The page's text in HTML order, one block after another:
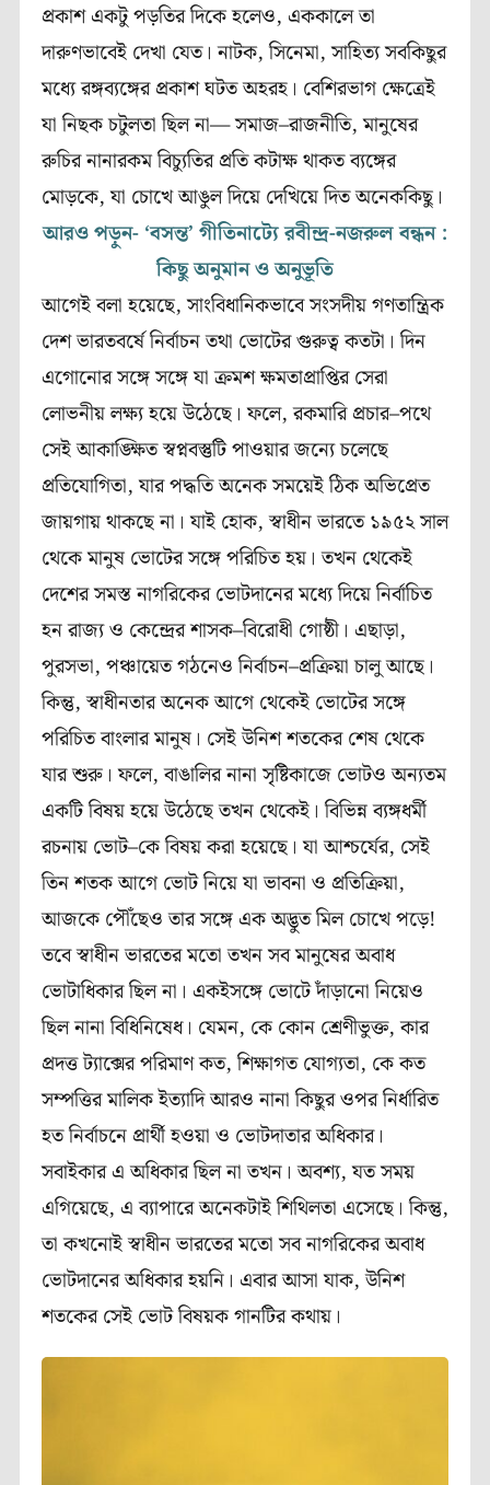
প্রকাশ একটুপড়তিরদিকেহলেও, এককালেতা
দারুণভাবেই দেখা যেত। নাটক,সিনেমা,সাহিত্যসবকিছুর
মধ্যেরঙ্গব্যঙ্গের প্রকাশঘটতঅহরহ। বেশিরভাগ ক্ষেত্রেই
যা নিছকচটুলতা ছিলনা—সমাজ–রাজনীতি,মানুষের
রুচিরনানারকমবিচ্যুতির প্রতিকটাক্ষথাকতব্যঙ্গের
মোড়কে, যা চোখেআঙুলদিয়ে দেখিয়েদিতঅনেককিছু।
আরও পড়ুন- ‘বসন্ত’ গীতিনাট‍্যে রবীন্দ্র-নজরুল বন্ধন :
কিছু অনুমান ও অনুভূতি
আগেইবলা হয়েছে,সাংবিধানিকভাবেসংসদীয়গণতান্ত্রিক
দেশভারতবর্ষেনির্বাচনতথা ভোটেরগুরুত্বকতটা। দিন
এগোনোরসঙ্গেসঙ্গেযা ক্রমশক্ষমতাপ্রাপ্তির সেরা
লোভনীয়লক্ষ্যহয়েউঠেছে। ফলে,রকমারি প্রচার–পথে
সেইআকাঙ্ক্ষিতস্বপ্নবস্তুটিপাওয়ারজন্যে চলেছে
প্রতিযোগিতা, যারপদ্ধতিঅনেকসময়েইঠিকঅভিপ্রেত
জায়গায়থাকছেনা। যাই হোক,স্বাধীনভারতে ১৯৫২সাল
থেকেমানুষ ভোটেরসঙ্গেপরিচিতহয়। তখন থেকেই
দেশেরসমস্তনাগরিকের ভোটদানেরমধ্যে দিয়েনির্বাচিত
হনরাজ্যও কেন্দ্রেরশাসক–বিরোধী গোষ্ঠী। এছাড়া,
পুরসভা, পঞ্চায়েতগঠনেও নির্বাচন–প্রক্রিয়া চালুআছে।
কিন্তু,স্বাধীনতারঅনেকআগে থেকেই ভোটেরসঙ্গে
পরিচিতবাংলারমানুষ। সেইউনিশশতকের শেষ থেকে
যারশুরু। ফলে,বাঙালিরনানা সৃষ্টিকাজে ভোটও অন্যতম
একটিবিষয়হয়েউঠেছেতখন থেকেই। বিভিন্নব্যঙ্গধর্মী
রচনায় ভোট–কেবিষয়করা হয়েছে। যা আশ্চর্যের, সেই
তিনশতকআগে ভোটনিয়েযা ভাবনা ও প্রতিক্রিয়া,
আজকে পৌঁছেও তারসঙ্গে একঅদ্ভুত মিল চোখেপড়ে!
তবেস্বাধীনভারতেরমতো তখনসবমানুষেরঅবাধ
ভোটাধিকারছিলনা। একইসঙ্গে ভোটেদাঁড়ানো নিয়েও
ছিলনানা বিধিনিষেধ। যেমন, কে কোন শ্রেণীভুক্ত,কার
প্রদত্তট্যাক্সের পরিমাণকত,শিক্ষাগত যোগ্যতা, কেকত
সম্পত্তিরমালিকইত্যাদি আরও নানা কিছুরওপরনির্ধারিত
হতনির্বাচনে প্রার্থীহওয়া ও ভোটদাতারঅধিকার।
সবাইকার এ অধিকারছিলনা তখন। অবশ্য,যতসময়
এগিয়েছে, এ ব্যাপারে অনেকটাইশিথিলতা এসেছে। কিন্তু,
তা কখনোইস্বাধীনভারতেরমতো সবনাগরিকেরঅবাধ
ভোটদানেরঅধিকারহয়নি। এবারআসা যাক,উনিশ
শতকের সেই ভোটবিষয়কগানটিরকথায়।